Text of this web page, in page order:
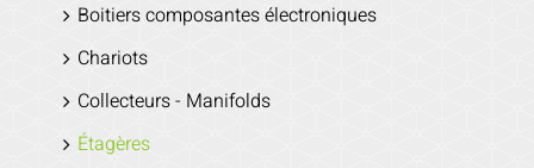
Boitiers composantes électroniques
Chariots
Collecteurs - Manifolds
Étagères